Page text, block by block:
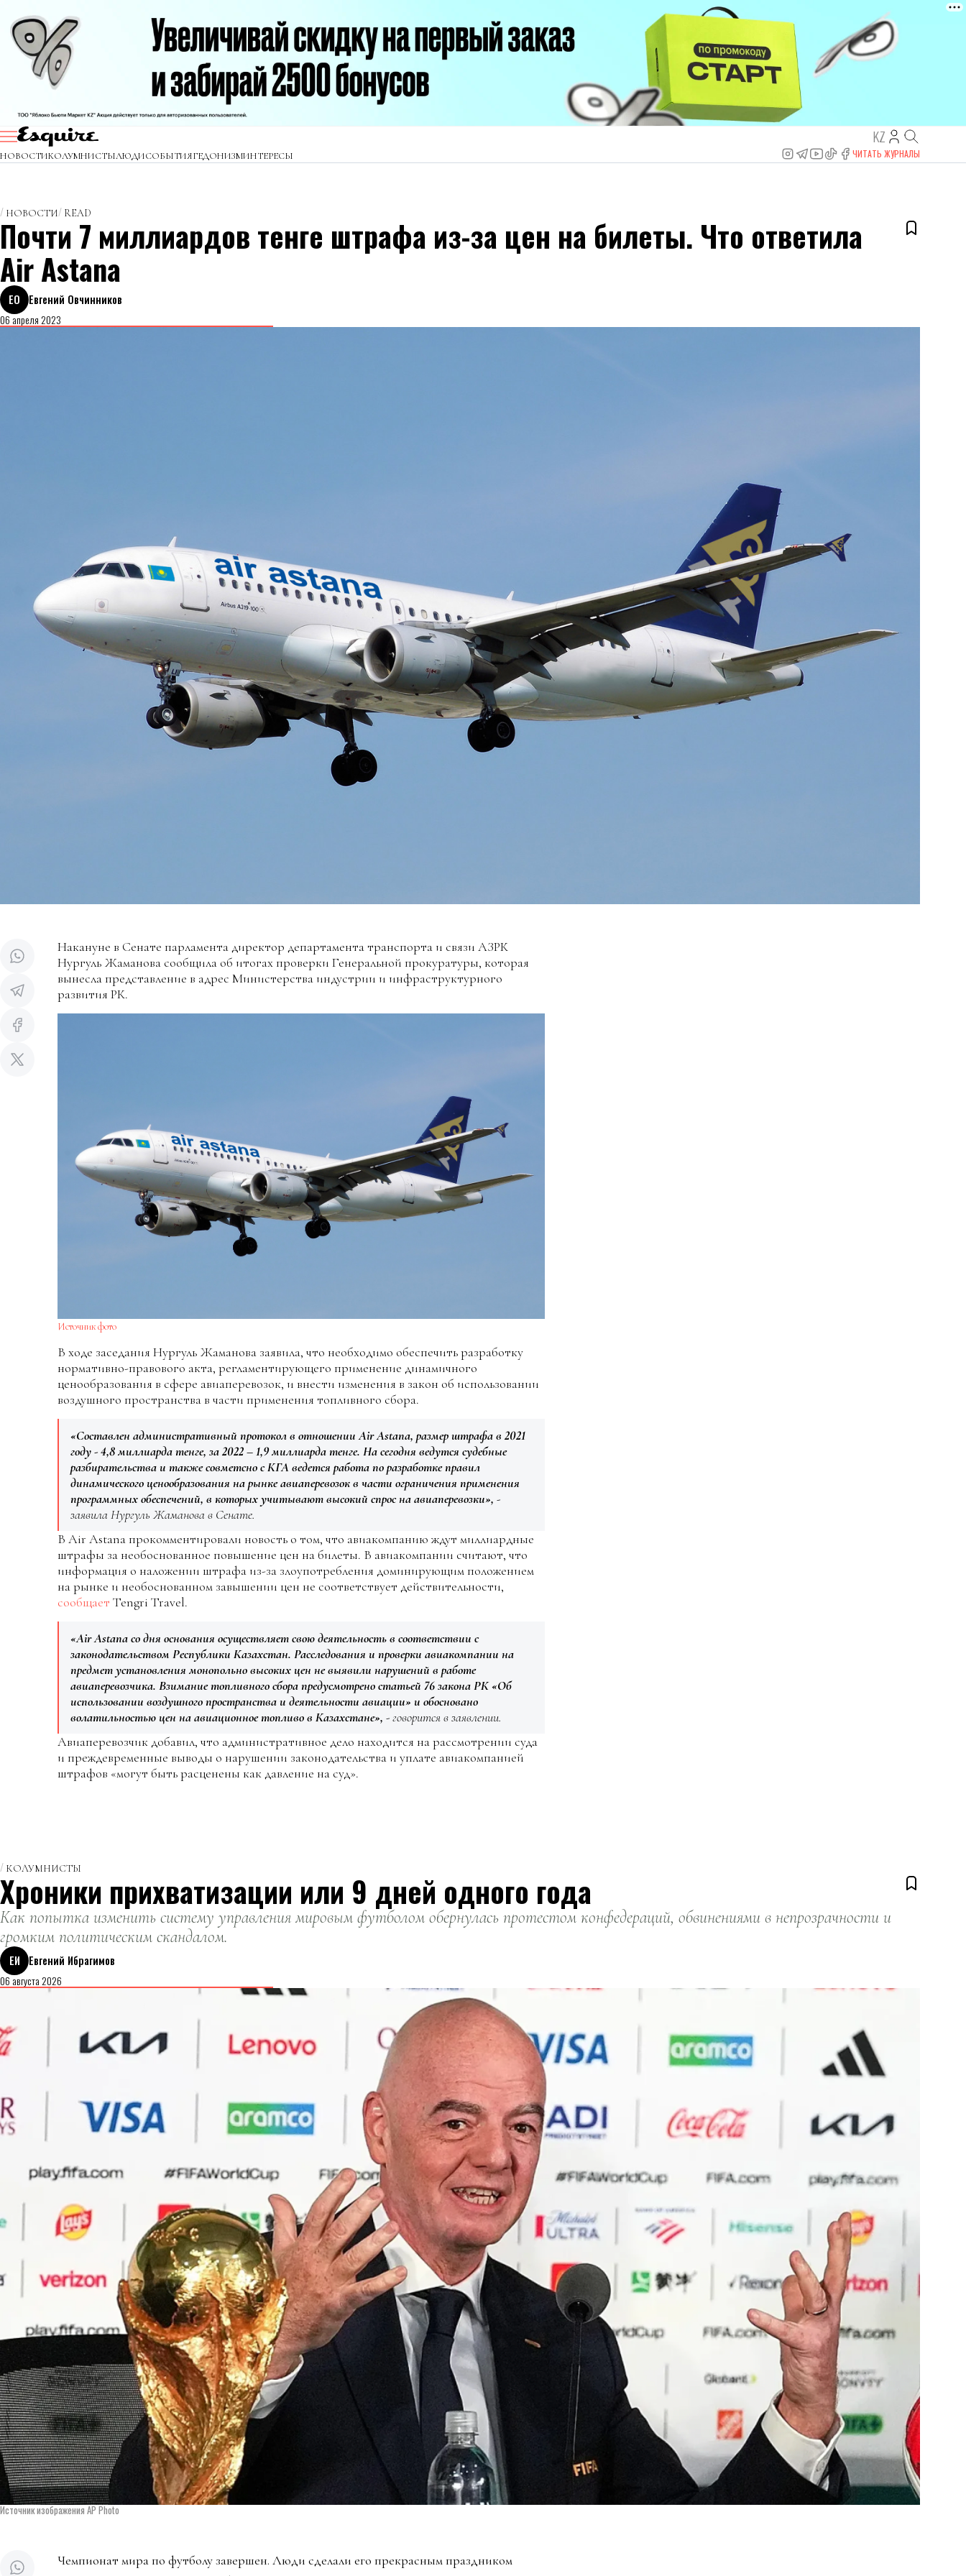
KZ
НОВОСТИКОЛУМНИСТЫЛЮДИСОБЫТИЯГЕДОНИЗМИНТЕРЕСЫ ЧИТАТЬ ЖУРНАЛЫ
НОВОСТИ READ
Почти 7 миллиардов тенге штрафа из-за цен на билеты. Что ответила
Air Astana
ЕО
Евгений Овчинников
06 апреля 2023
Накануне в Сенате парламента директор департамента транспорта и связи АЗРК
Нургуль Жаманова сообщила об итогах проверки Генеральной прокуратуры, которая
вынесла представление в адрес Министерства индустрии и инфраструктурного
развития РК.
Источник фото
В ходе заседания Нургуль Жаманова заявила, что необходимо обеспечить разработку
нормативно-правового акта, регламентирующего применение динамичного
ценообразования в сфере авиаперевозок, и внести изменения в закон об использовании
воздушного пространства в части применения топливного сбора.
«Составлен административный протокол в отношении Air Astana, размер штрафа в 2021
году - 4,8 миллиарда тенге, за 2022 – 1,9 миллиарда тенге. На сегодня ведутся судебные
разбирательства и также совметсно с КГА ведется работа по разработке правил
динамического ценообразования на рынке авиаперевозок в части ограничения применения
программных обеспечений, в которых учитывают высокий спрос на авиаперевозки», -
заявила Нургуль Жаманова в Сенате.
В Air Astana прокомментировали новость о том, что авиакомпанию ждут миллиардные
штрафы за необоснованное повышение цен на билеты. В авиакомпании считают, что
информация о наложении штрафа из-за злоупотребления доминирующим положением
на рынке и необоснованном завышении цен не соответствует действительности,
сообщает Tengri Travel.
«Air Astana со дня основания осуществляет свою деятельность в соответствии с
законодательством Республики Казахстан. Расследования и проверки авиакомпании на
предмет установления монопольно высоких цен не выявили нарушений в работе
авиаперевозчика. Взимание топливного сбора предусмотрено статьей 76 закона РК «Об
использовании воздушного пространства и деятельности авиации» и обосновано
волатильностью цен на авиационное топливо в Казахстане», - говорится в заявлении.
Авиаперевозчик добавил, что административное дело находится на рассмотрении суда
и преждевременные выводы о нарушении законодательства и уплате авиакомпанией
штрафов «могут быть расценены как давление на суд».
КОЛУМНИСТЫ
Хроники прихватизации или 9 дней одного года
Как попытка изменить систему управления мировым футболом обернулась протестом конфедераций, обвинениями в непрозрачности и
громким политическим скандалом.
ЕИ
Евгений Ибрагимов
06 августа 2026
Источник изображения AP Photo
Чемпионат мира по футболу завершен. Люди сделали его прекрасным праздником